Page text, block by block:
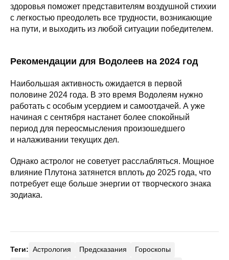
здоровья поможет представителям воздушной стихии
с легкостью преодолеть все трудности, возникающие
на пути, и выходить из любой ситуации победителем.
Рекомендации для Водолеев на 2024 год
Наибольшая активность ожидается в первой
половине 2024 года. В это время Водолеям нужно
работать с особым усердием и самоотдачей. А уже
начиная с сентября настанет более спокойный
период для переосмысления произошедшего
и налаживании текущих дел.
Однако астролог не советует расслабляться. Мощное
влияние Плутона затянется вплоть до 2025 года, что
потребует еще больше энергии от творческого знака
зодиака.
Теги: Астрология Предсказания
Гороскопы